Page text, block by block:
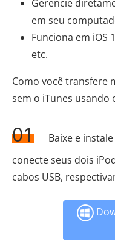
Gerencie
em seu
Funciona em iOS
etc.
Como você transfere
sem o iTunes usando
01
Baixe e
conecte seus dois
cabos USB,